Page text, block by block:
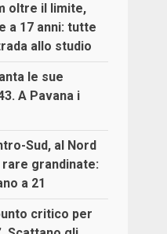
oltre il limite,
a 17 anni: tutte
allo studio
le sue
A Pavana i
Sud, al Nord
grandinate:
a 21
critico per